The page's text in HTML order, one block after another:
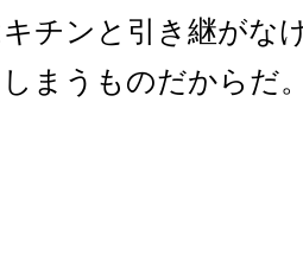
チンと引き継がな
まうものだからだ